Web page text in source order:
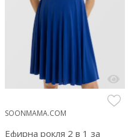
SOONMAMA.COM
Ефирна рокля 2 в 1 за